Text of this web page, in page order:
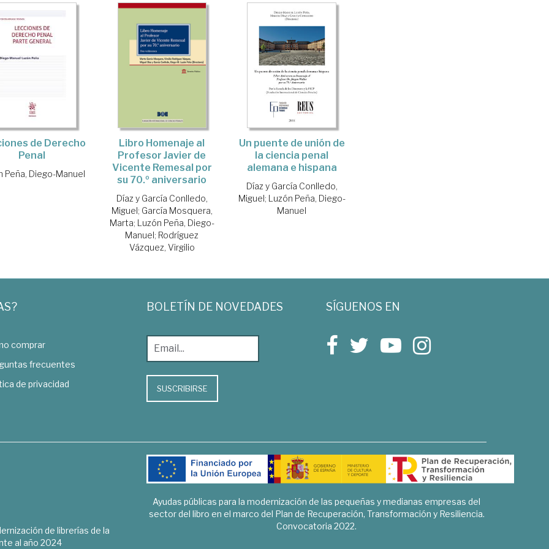
de Derecho
Penal
Peña, Diego-Manuel
Libro Homenaje al
Profesor Javier de
Vicente Remesal por
su 70.º aniversario
Díaz y García Conlledo,
Miguel; García Mosquera,
Marta; Luzón Peña, Diego-
Manuel; Rodríguez
Vázquez, Virgilio
Un puente de unión de
la ciencia penal
alemana e hispana
Díaz y García Conlledo,
Miguel; Luzón Peña, Diego-
Manuel
comprar
frecuentes
de privacidad
BOLETÍN DE NOVEDADES
SUSCRIBIRSE
SÍGUENOS EN
de librerías de la
al año 2024
Ayudas públicas para la modernización de las pequeñas y medianas empresas del
sector del libro en el marco del Plan de Recuperación, Transformación y Resiliencia.
Convocatoria 2022.